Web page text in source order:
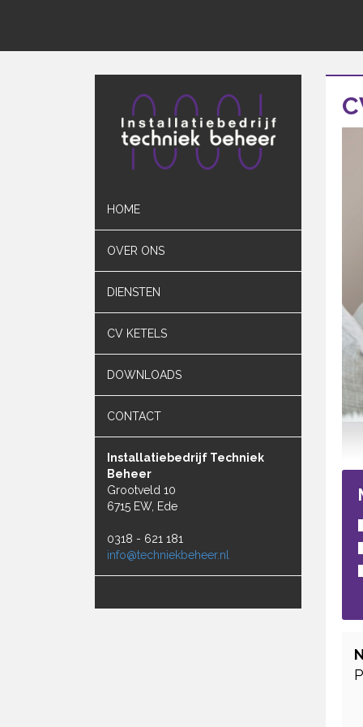
HOME
OVER ONS
DIENSTEN
CV KETELS
DOWNLOADS
CONTACT
Installatiebedrijf Techniek
Beheer
Grootveld 10
6715 EW, Ede
0318 - 621 181
info@techniekbeheer.nl